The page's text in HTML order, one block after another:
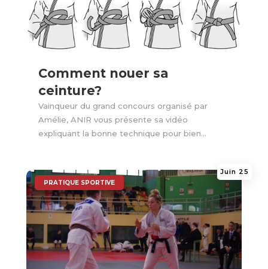
Comment nouer sa
ceinture?
Vainqueur du grand concours organisé par
Amélie, ANIR vous présente sa vidéo
expliquant la bonne technique pour bien...
Juin 25
PRATIQUE SPORTIVE